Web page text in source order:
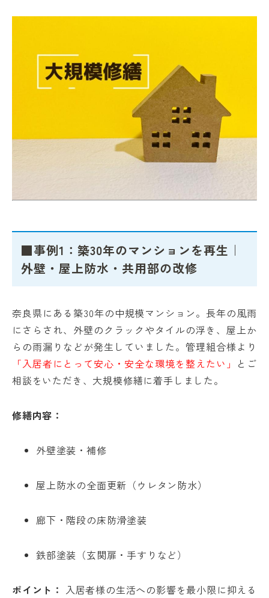
■事例1：築30年のマンションを再生｜
外壁・屋上防水・共用部の改修
奈良県にある築30年の中規模マンション。長年の風雨
にさらされ、外壁のクラックやタイルの浮き、屋上か
らの雨漏りなどが発生していました。管理組合様より
「入居者にとって安心・安全な環境を整えたい」 とご
相談をいただき、大規模修繕に着手しました。
修繕内容：
外壁塗装・補修
屋上防水の全面更新（ウレタン防水）
廊下・階段の床防滑塗装
鉄部塗装（玄関扉・手すりなど）
ポイント： 入居者様の生活への影響を最小限に抑える